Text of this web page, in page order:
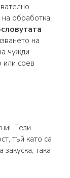
обработка,
на
чужди
или соев
Тези
тъй като са
така